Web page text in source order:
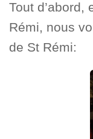
Tout d’abord,
Rémi, nous
de St Rémi: